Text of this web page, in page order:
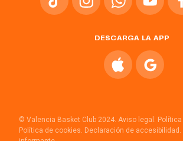
DESCARGA LA APP
© Valencia Basket Club 2024. Aviso legal.
Política de cookies. Declaración de accesibilidad.